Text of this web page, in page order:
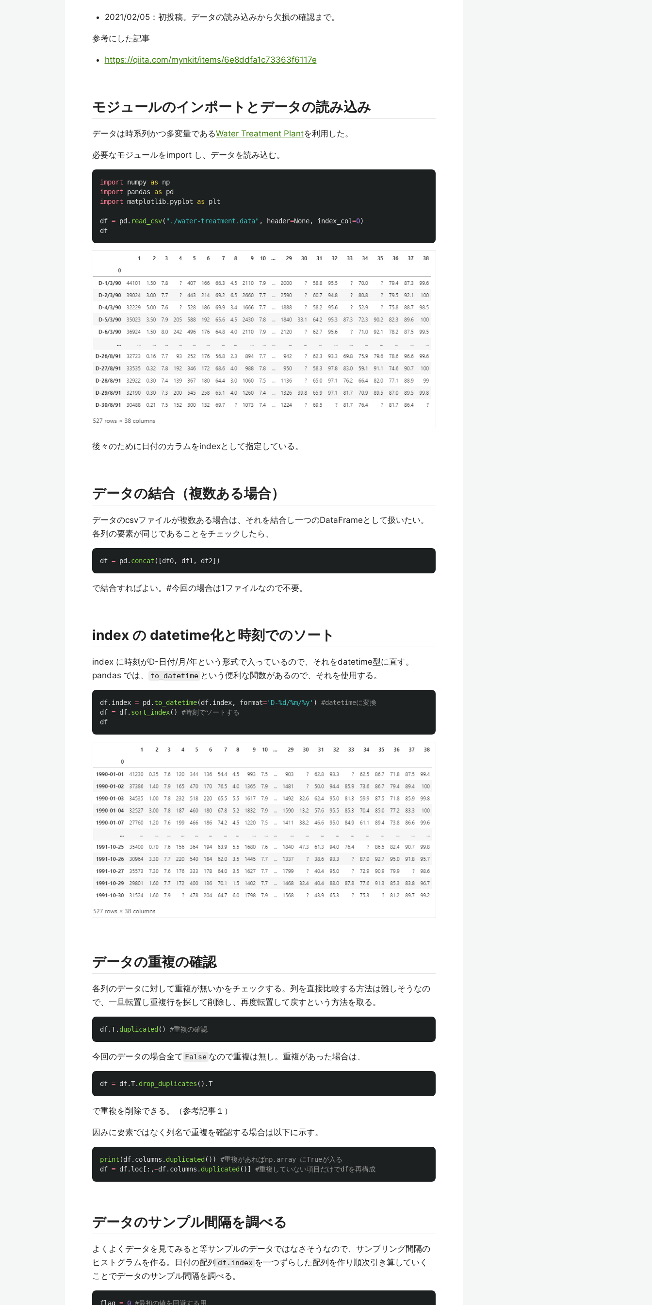
2021/02/05：初投稿。データの読み込みから欠損の確認まで。
参考にした記事
https://qiita.com/mynkit/items/6e8ddfa1c73363f6117e
モジュールのインポートとデータの読み込み
データは時系列かつ多変量であるWater Treatment Plantを利用した。
必要なモジュールをimport し、データを読み込む。
import numpy as
np
import
pandas as
pd
import matplotlib.pyplot as plt
df = pd . read_csv( " ./water-treatment.data" , header=None, index_col=0)
df
後々のために日付のカラムをindexとして指定している。
データの結合（複数ある場合）
データのcsvファイルが複数ある場合は、それを結合し一つのDataFrameとして扱いたい。
各列の要素が同じであることをチェックしたら、
df = pd . concat ([df0, df1 , df2])
で結合すればよい。#今回の場合は1ファイルなので不要。
index の datetime化と時刻でのソート
index に時刻がD-日付/月/年という形式で入っているので、それをdatetime型に直す。
pandas では、
to_datetime という便利な関数があるので、それを使用する。
df. index = pd . to_datetime(df. index, format=' D-%d/%m/%y' )
df = df. sort_index()
df
データの重複の確認
各列のデータに対して重複が無いかをチェックする。列を直接比較する方法は難しそうなの
で、一旦転置し重複行を探して削除し、再度転置して戻すという方法を取る。
df.T. duplicated()
今回のデータの場合全て False なので重複は無し。重複があった場合は、
df = df.T. drop_duplicates ().T
で重複を削除できる。（参考記事１）
因みに要素ではなく列名で重複を確認する場合は以下に示す。
print (df. columns . duplicated())
df = df. loc[:,~df. columns . duplicated()]
データのサンプル間隔を調べる
よくよくデータを見てみると等サンプルのデータではなさそうなので、サンプリング間隔の
ヒストグラムを作る。日付の配列 df.index を一つずらした配列を作り順次引き算していく
ことでデータのサンプル間隔を調べる。
flag = 0